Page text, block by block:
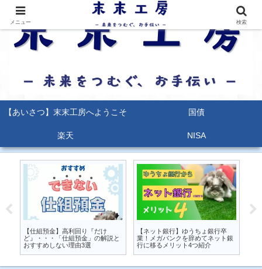
【あいさつ】末末工房へようこそ 国債
楽天 NISA
【仕組預金】高利回り『だけ
ど』・・・「仕組預金」の解説と
おすすめしない理由3選
【ネット銀行】ゆうちょ銀行卒
業！メガバンクを辞めてネット銀
行に移るメリット4つ紹介
メニュー 検索